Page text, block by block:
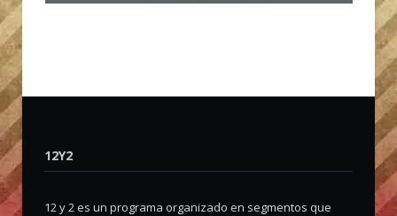
12Y2
12 y 2 es un programa organizado en segmentos que